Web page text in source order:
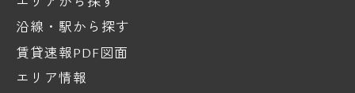
沿線・駅から探す
賃貸速報PDF図面
エリア情報